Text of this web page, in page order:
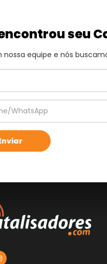
seu
nossa equipe e nós